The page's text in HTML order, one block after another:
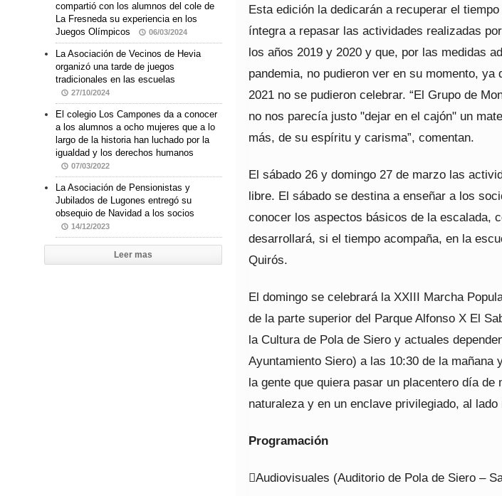
Esta edición la dedicarán a recuperar el
íntegra a repasar las actividades realizadas
los años 2019 y 2020 y que, por las medidas
pandemia, no pudieron ver en su momento, ya
2021 no se pudieron celebrar. “El Grupo de
no nos parecía justo "dejar en el cajón" un
más, de su espíritu y carisma”, comentan.
El sábado 26 y domingo 27 de marzo las
libre. El sábado se destina a enseñar a los
conocer los aspectos básicos de la escalada,
desarrollará, si el tiempo acompaña, en la
Quirós.
El domingo se celebrará la XXIII Marcha
de la parte superior del Parque Alfonso X El
la Cultura de Pola de Siero y actuales
Ayuntamiento Siero) a las 10:30 de la mañana
la gente que quiera pasar un placentero día de
naturaleza y en un enclave privilegiado, al
Programación
Audiovisuales (Auditorio de Pola de Siero –
compartió con los alumnos del cole de
La Fresneda su experiencia en los
Juegos Olímpicos
06/03/2024
La Asociación de Vecinos de Hevia
organizó una tarde de juegos
tradicionales en las escuelas
27/10/2024
El colegio Los Campones da a conocer
a los alumnos a ocho mujeres que a lo
largo de la historia han luchado por la
igualdad y los derechos humanos
07/03/2022
La Asociación de Pensionistas y
Jubilados de Lugones entregó su
obsequio de Navidad a los socios
14/12/2023
Leer mas